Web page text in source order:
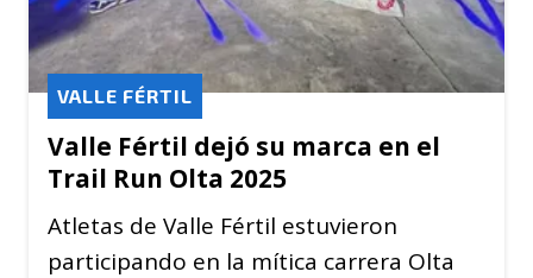
Valle Fértil dejó su marca en el
Trail Run Olta 2025
VALLE FÉRTIL
Atletas de Valle Fértil estuvieron
participando en la mítica carrera Olta